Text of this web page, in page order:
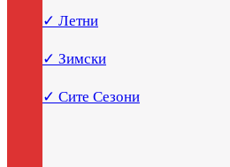
✓ Летни
✓ Зимски
✓ Сите Сезони